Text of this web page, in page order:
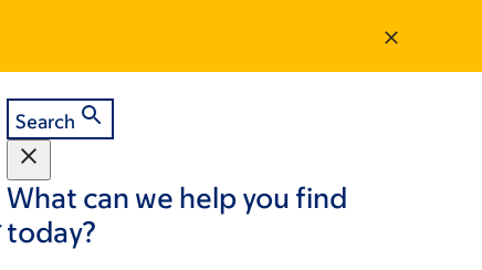
Search
What can we help you find
today?